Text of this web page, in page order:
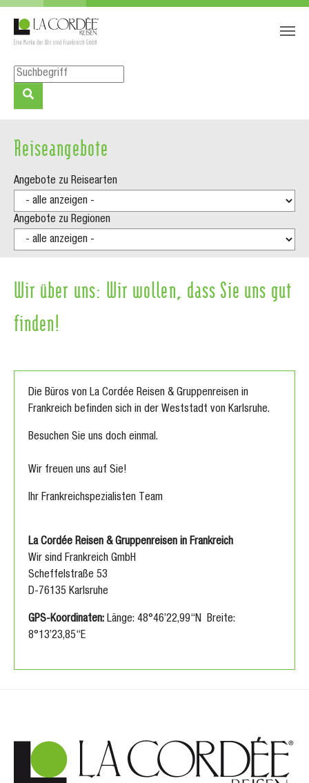
Zum Hauptinhalt springen
Skip to page footer
Reiseangebote
Angebote zu Reisearten
Angebote zu Regionen
Wir über uns: Wir wollen, dass Sie uns gut
finden!
Die Büros von La Cordée Reisen & Gruppenreisen in
Frankreich befinden sich in der Weststadt von Karlsruhe.
Besuchen Sie uns doch einmal.
Wir freuen uns auf Sie!
Ihr Frankreichspezialisten Team
La Cordée Reisen & Gruppenreisen in Frankreich
Wir sind Frankreich GmbH
Scheffelstraße 53
D-76135 Karlsruhe
GPS-Koordinaten: Länge: 48°46’22,99“N Breite:
8°13’23,85“E